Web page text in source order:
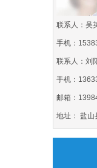
联系人：吴
手机：
联系人：刘
手机：
邮箱：
地址： 盐山